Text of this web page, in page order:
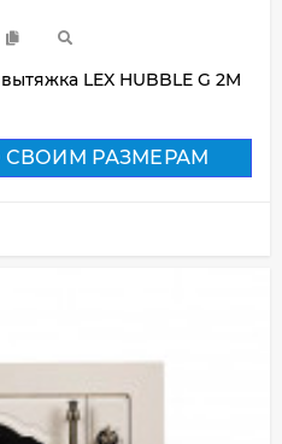
LEX HUBBLE G 2M
СВОИМ РАЗМЕРАМ